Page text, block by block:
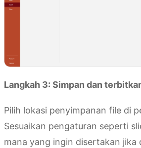
Langkah 3: Simpan dan
Pilih lokasi penyimpanan file di
Sesuaikan pengaturan seperti
mana yang ingin disertakan jika